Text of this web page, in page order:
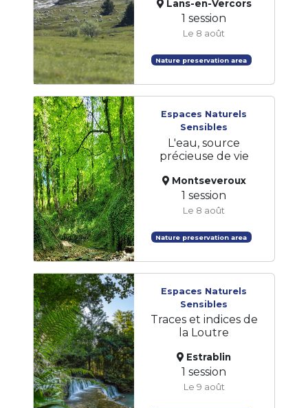
Lans-en-Vercors
1 session
Le 8 août
Nature preservation area
Espaces Naturels
Sensibles
L'eau, source
précieuse de vie
Montseveroux
1 session
Le 8 août
Nature preservation area
Espaces Naturels
Sensibles
Traces et indices de
la Loutre
Estrablin
1 session
Le 9 août